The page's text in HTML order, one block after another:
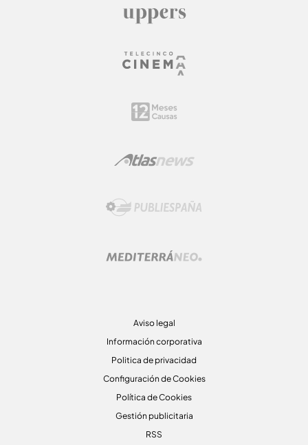
Aviso legal
Información corporativa
Politica de privacidad
Configuración de Cookies
Política de Cookies
Gestión publicitaria
RSS